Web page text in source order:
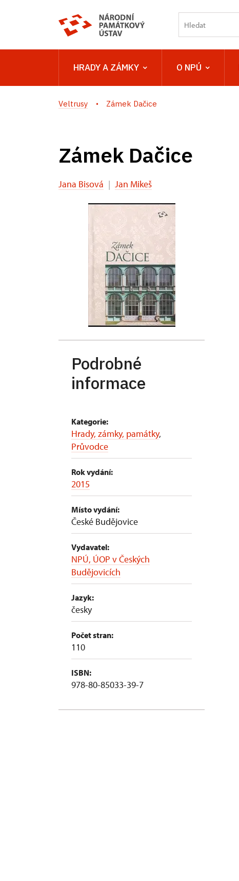
HRADY A ZÁMKY O NPÚ
Veltrusy Zámek Dačice
Zámek Dačice
Jana Bisová | Jan Mikeš
Podrobné
informace
Kategorie:
Hrady, zámky, památky,
Průvodce
Rok vydání:
2015
Místo vydání:
České Budějovice
Vydavatel:
NPÚ, ÚOP v Českých
Budějovicích
Jazyk:
česky
Počet stran:
110
ISBN:
978-80-85033-39-7